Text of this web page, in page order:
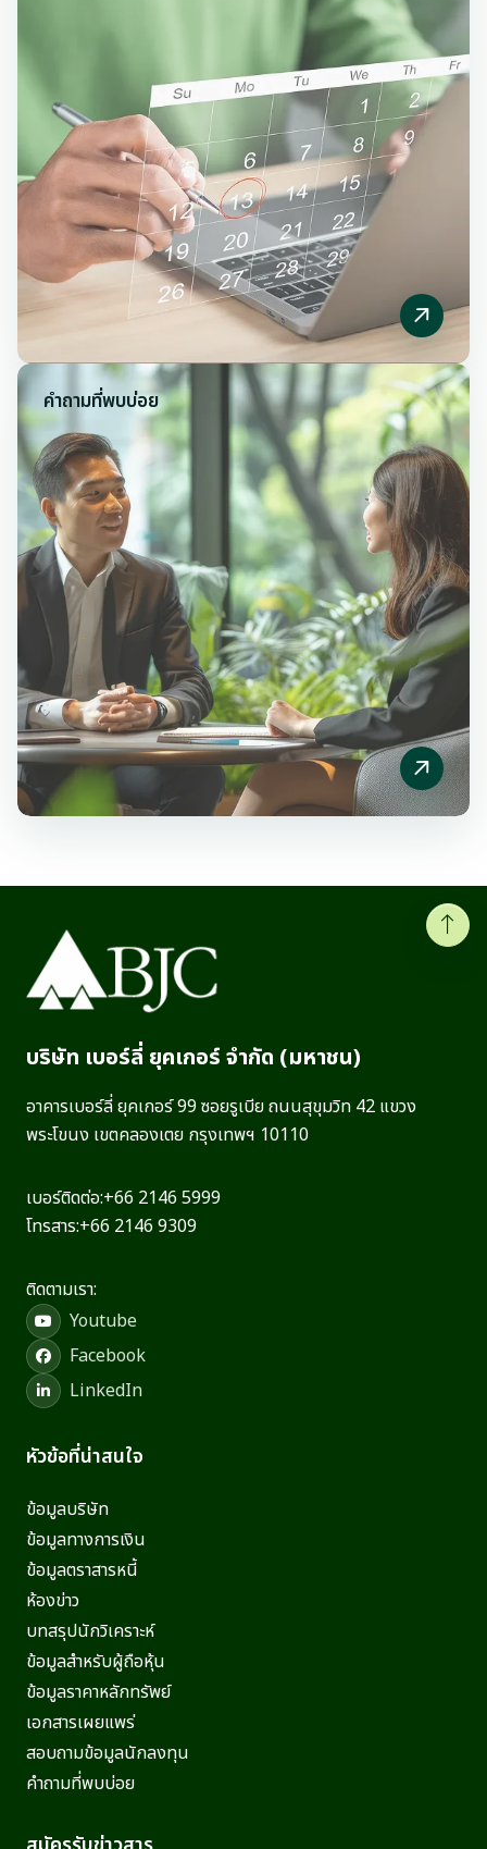
คำถามที่พบบ่อย
บริษัท เบอร์ลี่ ยุคเกอร์ จำกัด (มหาชน)
อาคารเบอร์ลี่ ยุคเกอร์ 99 ซอยรูเบีย ถนนสุขุมวิท 42 แขวง
พระโขนง เขตคลองเตย กรุงเทพฯ 10110
เบอร์ติดต่อ:+66 2146 5999
โทรสาร:+66 2146 9309
ติดตามเรา:
Youtube
Facebook
LinkedIn
หัวข้อที่น่าสนใจ
ข้อมูลบริษัท
ข้อมูลทางการเงิน
ข้อมูลตราสารหนี้
ห้องข่าว
บทสรุปนักวิเคราะห์
ข้อมูลสำหรับผู้ถือหุ้น
ข้อมูลราคาหลักทรัพย์
เอกสารเผยแพร่
สอบถามข้อมูลนักลงทุน
คำถามที่พบบ่อย